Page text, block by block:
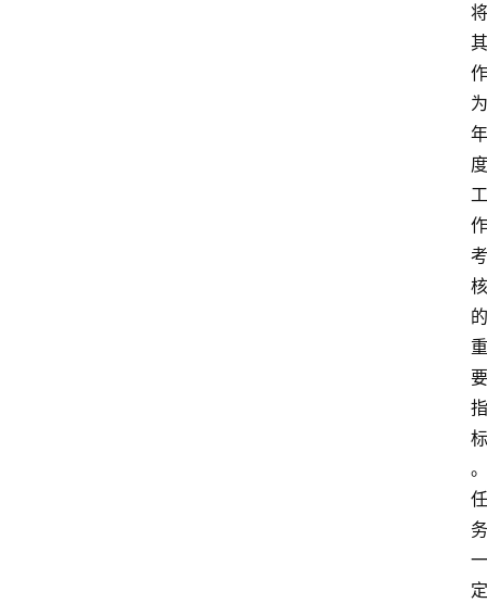
将
其
作
为
年
度
工
作
考
核
的
重
要
指
标
。
任
务
一
定